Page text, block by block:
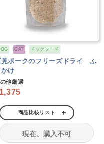
CAT ドッグフード
見ポークのフリーズドライ ふ
かけ
他厳選
商品比較リスト
現在、購入不可